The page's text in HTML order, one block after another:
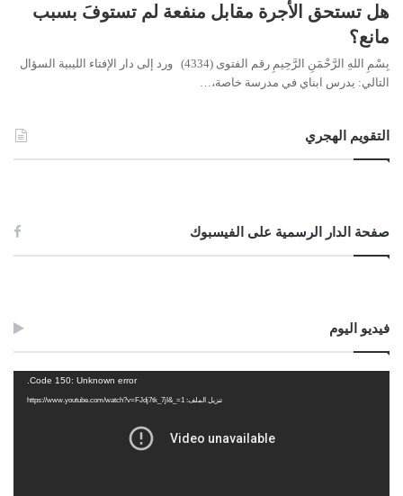
هل تستحق الأجرة مقابل منفعة لم تستوفَ بسبب
مانع؟
بِسْمِ اللهِ الرَّحْمَنِ الرَّحِيمِ رقم الفتوى (4334) ورد إلى دار الإفتاء الليبية السؤال
التالي: يدرس ابناي في مدرسة خاصة،…
التقويم الهجري
صفحة الدار الرسمية على الفيسبوك
فيديو اليوم
Code 150: Unknown error.
تنزيل الملف: https://www.youtube.com/watch?v=FJdj7tk_7jI&_=1